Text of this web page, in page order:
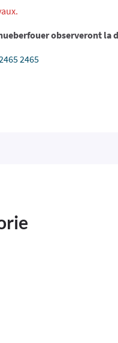
observeront
2465